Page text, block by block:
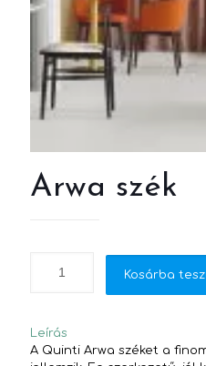
Arwa szék
Kosárba
Leírás
A Quinti Arwa széket a